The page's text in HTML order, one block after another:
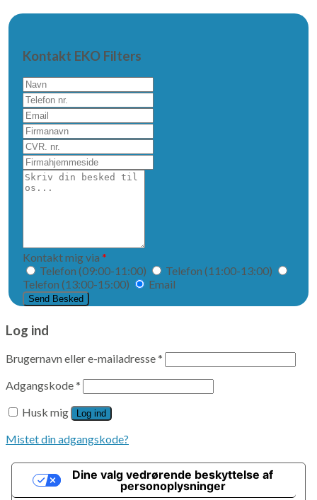
Kontakt EKO Filters
Navn
Telefon
nr.
Email
Firmanavn
CVR.
nr.
Firmahjemmeside
Skriv
din
Kontakt mig via *
Telefon (09:00-11:00)
Telefon (11:00-13:00)
Telefon (13:00-15:00)
Email
Log ind
Brugernavn eller e-mailadresse*
Adgangskode*
Husk mig
Log ind
Mistet din adgangskode?
Dine valg vedrørende beskyttelse af
personoplysninger